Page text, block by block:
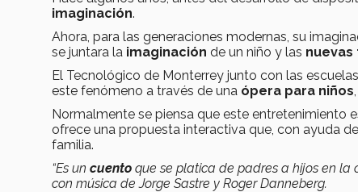
imaginación.
Ahora, para las generaciones modernas, su
se juntara la imaginación de un niño y las
El Tecnológico de Monterrey junto con las
este fenómeno a través de una ópera para niños
Normalmente se piensa que este entretenimiento
ofrece una propuesta interactiva que, con ayuda
familia.
“Es un cuento que se platica de padres a hijos en
con música de Jorge Sastre y Roger Danneberg.